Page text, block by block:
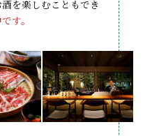
を楽しむこともでき
す。